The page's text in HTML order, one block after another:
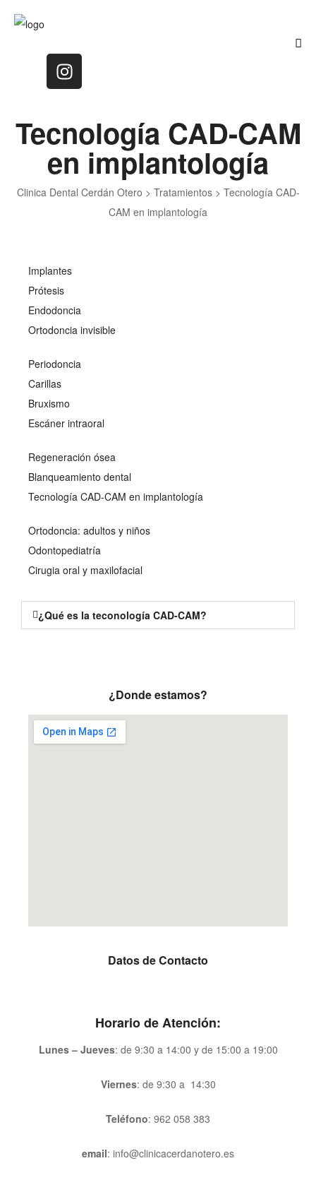
Clinica Dental Cerdán Otero > Tratamientos> Tecnología CAD-
CAM en implantología
Tecnología CAD-CAM
en implantología
Implantes
Prótesis
Endodoncia
Ortodoncia invisible
Periodoncia
Carillas
Bruxismo
Escáner intraoral
Regeneración ósea
Blanqueamiento dental
Tecnología CAD-CAM en implantología
Ortodoncia: adultos y niños
Odontopediatría
Cirugia oral y maxilofacial
¿Qué es la teconología CAD-CAM?
¿Donde estamos?
Datos de Contacto
Horario de Atención:
Lunes – Jueves: de 9:30 a 14:00 y de 15:00 a 19:00
Viernes: de 9:30 a 14:30
Teléfono: 962 058 383
email: info@clinicacerdanotero.es